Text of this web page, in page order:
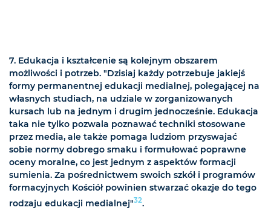
7. Edukacja i kształcenie są kolejnym obszarem
możliwości i potrzeb. "Dzisiaj każdy potrzebuje jakiejś
formy permanentnej edukacji medialnej, polegającej na
własnych studiach, na udziale w zorganizowanych
kursach lub na jednym i drugim jednocześnie. Edukacja
taka nie tylko pozwala poznawać techniki stosowane
przez media, ale także pomaga ludziom przyswajać
sobie normy dobrego smaku i formułować poprawne
oceny moralne, co jest jednym z aspektów formacji
sumienia. Za pośrednictwem swoich szkół i programów
formacyjnych Kościół powinien stwarzać okazje do tego
rodzaju edukacji medialnej"32.